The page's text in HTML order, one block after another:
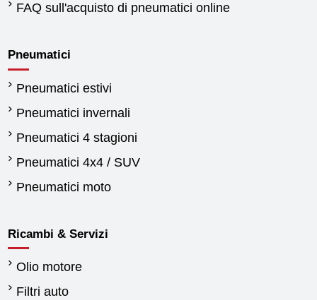
FAQ sull'acquisto di pneumatici online
Pneumatici
Pneumatici estivi
Pneumatici invernali
Pneumatici 4 stagioni
Pneumatici 4x4 / SUV
Pneumatici moto
Ricambi & Servizi
Olio motore
Filtri auto